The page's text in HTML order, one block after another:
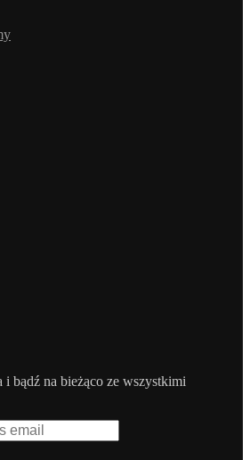
i bądź na bieżąco ze wszystkimi